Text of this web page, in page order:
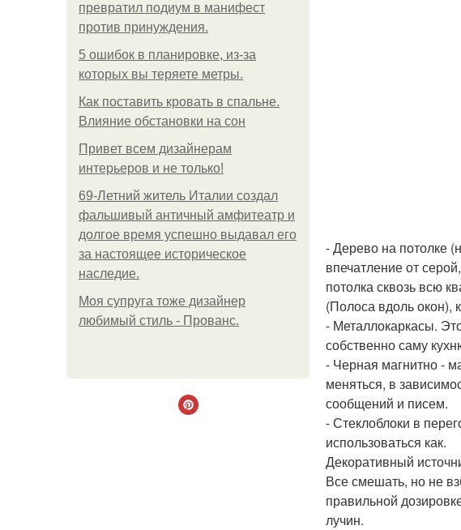
превратил подиум в манифест
против принуждения.
5 ошибок в планировке, из-за
которых вы теряете метры.
Как поставить кровать в спальне.
Влияние обстановки на сон
Привет всем дизайнерам
интерьеров и не только!
69-Летний житель Италии создал
фальшивый античный амфитеатр и
долгое время успешно выдавал его
за настоящее историческое
наследие.
Моя супруга тоже дизайнер
любимый стиль - Прованс.
- Дерево на потолке
впечатление от
потолка сквозь всю
(Полоса вдоль окон),
- Металлокаркасы.
собственно саму
- Черная магнитно -
меняться, в
сообщений и писем.
- Стеклоблоки в
использоваться как.
Декоративный
Все смешать, но не
правильной
лучин.